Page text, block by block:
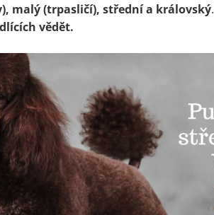
malý (trpasličí), střední a královský.
vědět.